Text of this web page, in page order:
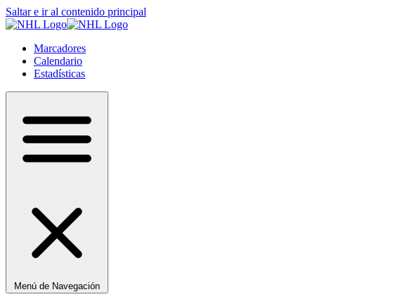
Saltar e ir al contenido principal
Marcadores
Calendario
Estadísticas
Menú de Navegación